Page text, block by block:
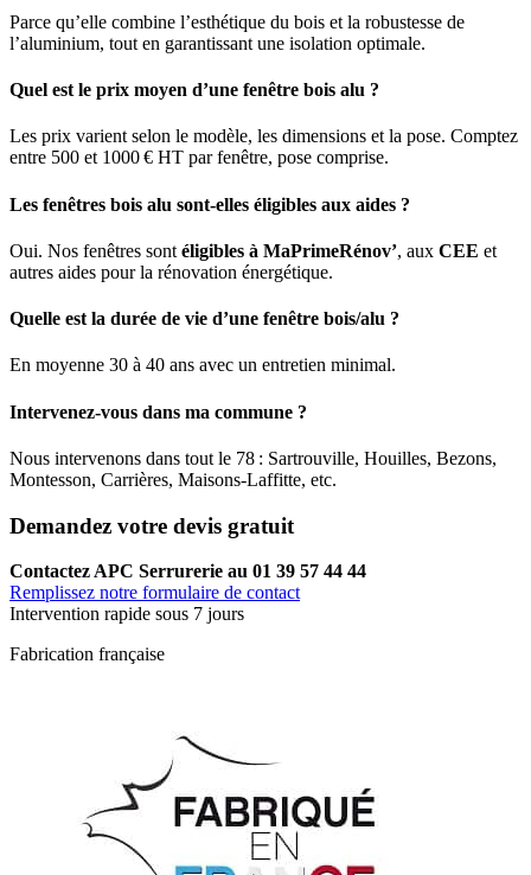
Parce qu’elle combine l’esthétique du bois et la robustesse de
l’aluminium, tout en garantissant une isolation optimale.
Quel est le prix moyen d’une fenêtre bois alu ?
Les prix varient selon le modèle, les dimensions et la pose. Comptez
entre 500 et 1000 € HT par fenêtre, pose comprise.
Les fenêtres bois alu sont-elles éligibles aux aides ?
Oui. Nos fenêtres sont éligibles à MaPrimeRénov’, aux CEE et
autres aides pour la rénovation énergétique.
Quelle est la durée de vie d’une fenêtre bois/alu ?
En moyenne 30 à 40 ans avec un entretien minimal.
Intervenez-vous dans ma commune ?
Nous intervenons dans tout le 78 : Sartrouville, Houilles, Bezons,
Montesson, Carrières, Maisons-Laffitte, etc.
Demandez votre devis gratuit
Contactez APC Serrurerie au 01 39 57 44 44
Remplissez notre formulaire de contact
Intervention rapide sous 7 jours
Fabrication française